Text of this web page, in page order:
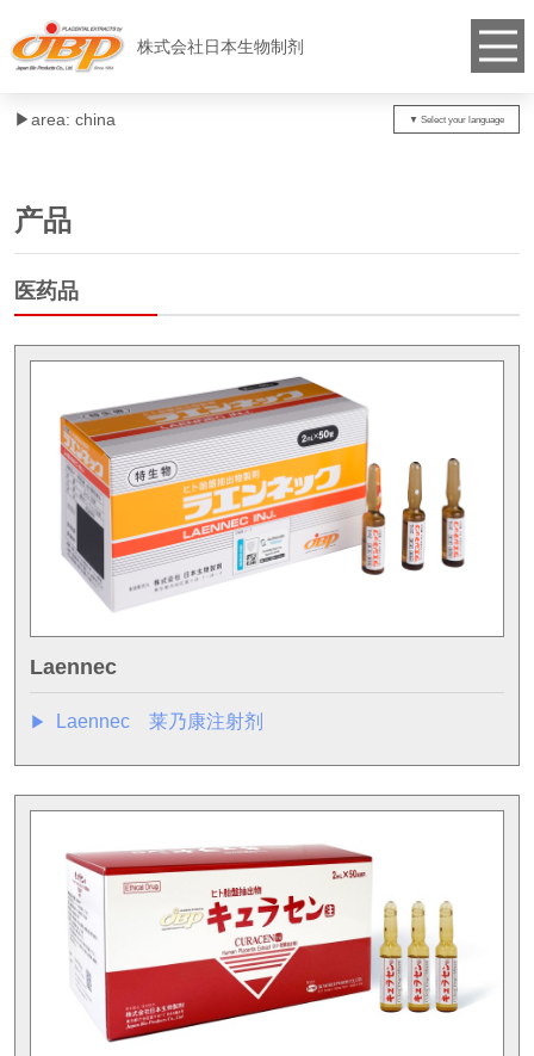
株式会社日本生物制剂
▶︎area: china
产品
医药品
Laennec
▶︎ Laennec 莱乃康注射剂